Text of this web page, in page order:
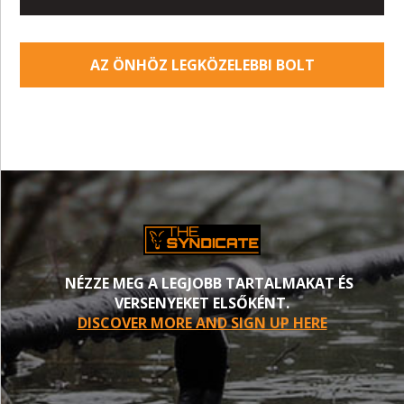
AZ ÖNHÖZ LEGKÖZELEBBI BOLT
NÉZZE MEG A LEGJOBB TARTALMAKAT ÉS
VERSENYEKET ELSŐKÉNT.
DISCOVER MORE AND SIGN UP HERE